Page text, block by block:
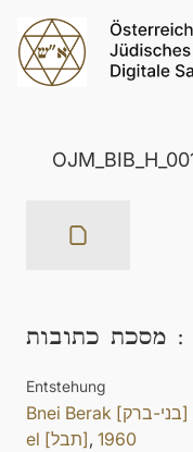
: מסכת כתובות
Entstehung
Bnei Berak [בני-ברק]
el [תבל], 1960